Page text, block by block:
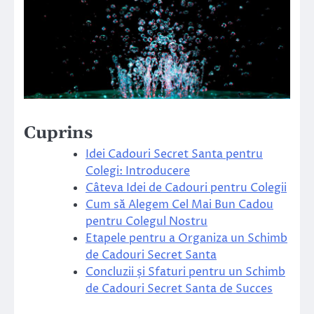
Cuprins
Idei Cadouri Secret Santa pentru
Colegi: Introducere
Câteva Idei de Cadouri pentru Colegii
Cum să Alegem Cel Mai Bun Cadou
pentru Colegul Nostru
Etapele pentru a Organiza un Schimb
de Cadouri Secret Santa
Concluzii și Sfaturi pentru un Schimb
de Cadouri Secret Santa de Succes